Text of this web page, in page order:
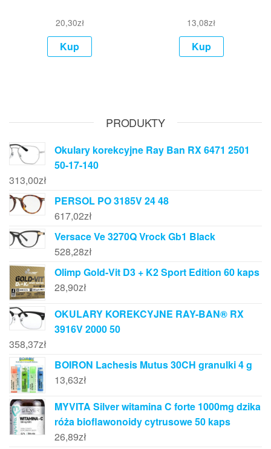
20,30zł
Kup
13,08zł
Kup
PRODUKTY
Okulary korekcyjne Ray Ban RX 6471 2501
50-17-140
313,00zł
PERSOL PO 3185V 24 48
617,02zł
Versace Ve 3270Q Vrock Gb1 Black
528,28zł
Olimp Gold-Vit D3 + K2 Sport Edition 60 kaps
28,90zł
OKULARY KOREKCYJNE RAY-BAN® RX
3916V 2000 50
358,37zł
BOIRON Lachesis Mutus 30CH granulki 4 g
13,63zł
MYVITA Silver witamina C forte 1000mg dzika
róża bioflawonoidy cytrusowe 50 kaps
26,89zł